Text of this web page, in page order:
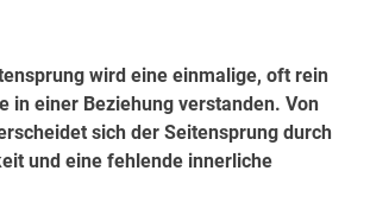
wird eine einmalige, oft rein
in einer Beziehung verstanden. Von
sich der Seitensprung durch
und eine fehlende innerliche